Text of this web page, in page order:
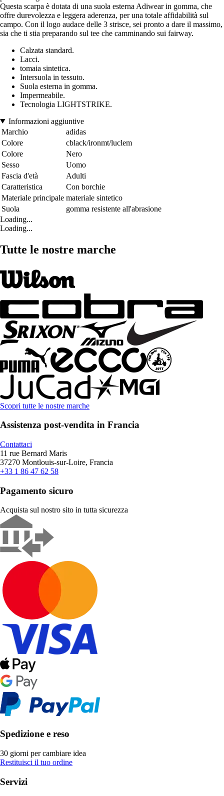
Questa scarpa è dotata di una suola esterna Adiwear in gomma, che
offre durevolezza e leggera aderenza, per una totale affidabilità sul
campo. Con il logo audace delle 3 strisce, sei pronto a dare il massimo,
sia che ti stia preparando sul tee che camminando sui fairway.
Calzata standard.
Lacci.
tomaia sintetica.
Intersuola in tessuto.
Suola esterna in gomma.
Impermeabile.
Tecnologia LIGHTSTRIKE.
Informazioni aggiuntive
Marchio
adidas
Colore
cblack/ironmt/luclem
Colore
Nero
Sesso
Uomo
Fascia d'età
Adulti
Caratteristica
Con borchie
Materiale principale materiale sintetico
Suola
gomma resistente all'abrasione
Loading...
Loading...
Tutte le nostre marche
Scopri tutte le nostre marche
Assistenza post-vendita in Francia
Contattaci
11 rue Bernard Maris
37270 Montlouis-sur-Loire, Francia
+33 1 86 47 62 58
Pagamento sicuro
Acquista sul nostro sito in tutta sicurezza
Spedizione e reso
30 giorni per cambiare idea
Restituisci il tuo ordine
Servizi